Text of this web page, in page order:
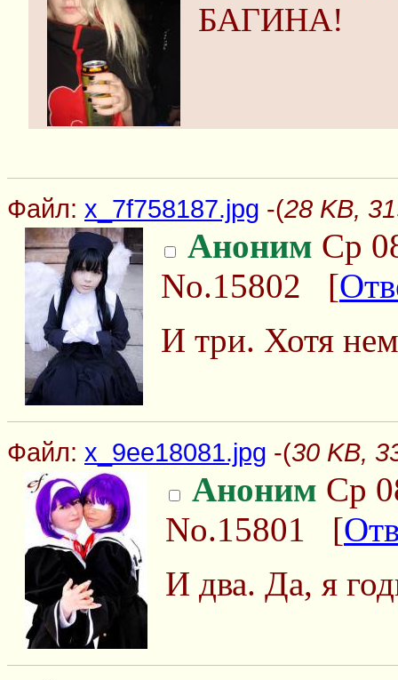
БАГИНА!
Файл: x_7f758187.jpg -(28 KB,
Аноним Ср
No.15802 [
И три. Хотя
Файл: x_9ee18081.jpg -(30 KB,
Аноним Ср
No.15801 [
И два. Да, я